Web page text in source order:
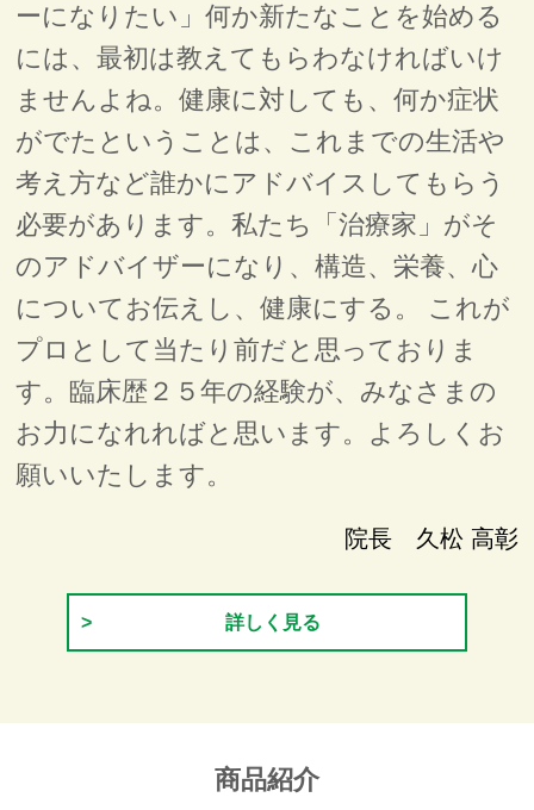
ーになりたい」何か新たなことを始める
には、最初は教えてもらわなければいけ
ませんよね。健康に対しても、何か症状
がでたということは、これまでの生活や
考え方など誰かにアドバイスしてもらう
必要があります。私たち「治療家」がそ
のアドバイザーになり、構造、栄養、心
についてお伝えし、健康にする。 これが
プロとして当たり前だと思っておりま
す。臨床歴２５年の経験が、みなさまの
お力になれればと思います。よろしくお
願いいたします。
院長 久松 高彰
詳しく見る
商品紹介